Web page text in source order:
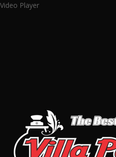
Video Player